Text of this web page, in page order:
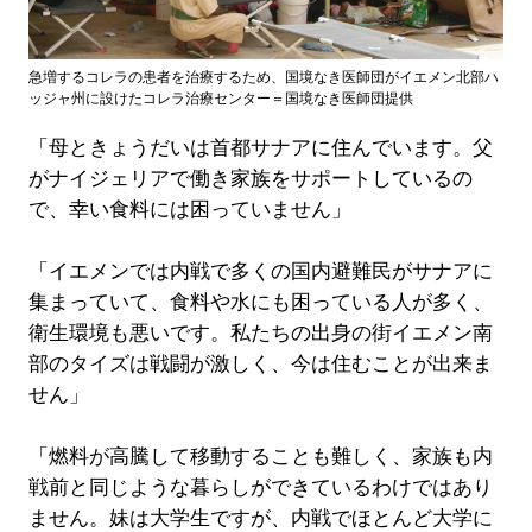
急増するコレラの患者を治療するため、国境なき医師団がイエメン北部ハ
ッジャ州に設けたコレラ治療センター＝国境なき医師団提供
「母ときょうだいは首都サナアに住んでいます。父
がナイジェリアで働き家族をサポートしているの
で、幸い食料には困っていません」
「イエメンでは内戦で多くの国内避難民がサナアに
集まっていて、食料や水にも困っている人が多く、
衛生環境も悪いです。私たちの出身の街イエメン南
部のタイズは戦闘が激しく、今は住むことが出来ま
せん」
「燃料が高騰して移動することも難しく、家族も内
戦前と同じような暮らしができているわけではあり
ません。妹は大学生ですが、内戦でほとんど大学に